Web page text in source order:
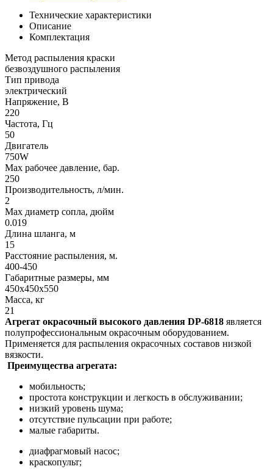
Технические характеристики
Описание
Комплектация
Метод распыления краски
безвоздушного распыления
Тип привода
электрический
Напряжение, В
220
Частота, Гц
50
Двигатель
750W
Max рабочее давление, бар.
250
Производительность, л/мин.
2
Max диаметр сопла, дюйм
0.019
Длина шланга, м
15
Расстояние распыления, м.
400-450
Габаритные размеры, мм
450х450х550
Масса, кг
21
Агрегат окрасочный высокого давления DP-6818 является
полупрофессиональным окрасочным оборудованием.
Применяется для распыления окрасочных составов низкой
вязкости.
Преимущества агрегата:
мобильность;
простота конструкции и легкость в обслуживании;
низкий уровень шума;
отсутствие пульсации при работе;
малые габариты.
диафрагмовый насос;
краскопульт;